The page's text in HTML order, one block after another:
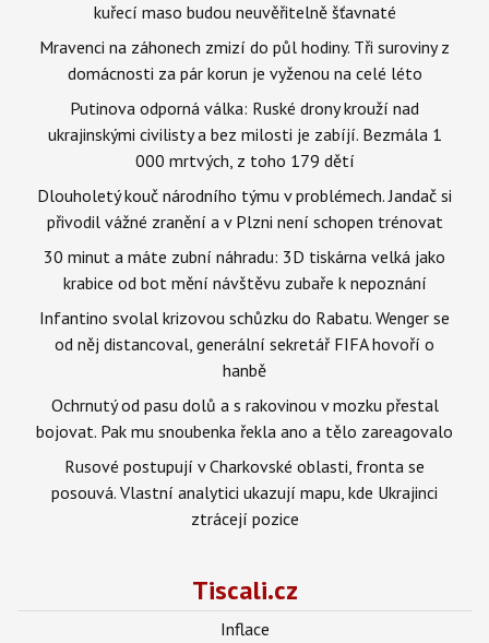
kuřecí maso budou neuvěřitelně šťavnaté
Mravenci na záhonech zmizí do půl hodiny. Tři suroviny z
domácnosti za pár korun je vyženou na celé léto
Putinova odporná válka: Ruské drony krouží nad
ukrajinskými civilisty a bez milosti je zabíjí. Bezmála 1
000 mrtvých, z toho 179 dětí
Dlouholetý kouč národního týmu v problémech. Jandač si
přivodil vážné zranění a v Plzni není schopen trénovat
30 minut a máte zubní náhradu: 3D tiskárna velká jako
krabice od bot mění návštěvu zubaře k nepoznání
Infantino svolal krizovou schůzku do Rabatu. Wenger se
od něj distancoval, generální sekretář FIFA hovoří o
hanbě
Ochrnutý od pasu dolů a s rakovinou v mozku přestal
bojovat. Pak mu snoubenka řekla ano a tělo zareagovalo
Rusové postupují v Charkovské oblasti, fronta se
posouvá. Vlastní analytici ukazují mapu, kde Ukrajinci
ztrácejí pozice
Tiscali.cz
Inflace